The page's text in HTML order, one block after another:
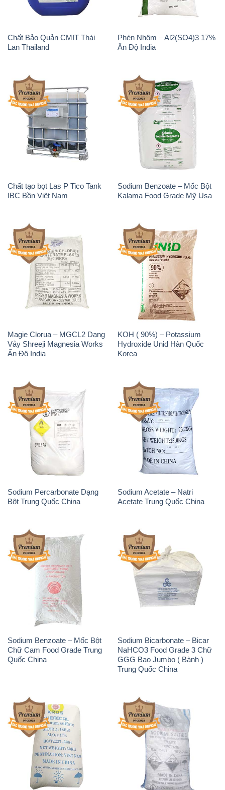
Chất tạo bọt Las P Tico Tank
IBC Bồn Việt Nam
Sodium Benzoate – Mốc Bột
Kalama Food Grade Mỹ Usa
Magie Clorua – MGCL2 Dạng
Vảy Shreeji Magnesia Works
Ấn Độ India
KOH ( 90%) – Potassium
Hydroxide Unid Hàn Quốc
Sodium Percarbonate Dạng
Bột Trung Quốc China
Sodium Acetate – Natri
Acetate Trung Quốc China
Sodium Benzoate – Mốc Bột
Chữ Cam Food Grade Trung
Quốc China
Sodium Bicarbonate – Bicar
NaHCO3 Food Grade 3 Chữ
GGG Bao Jumbo ( Bành )
Trung Quốc China
Phèn Nhôm – Al2(SO4)3 17%
Trung Quốc China
Sodium Sulfide NA2S – Đá
Thối Liyuan Trung Quốc China